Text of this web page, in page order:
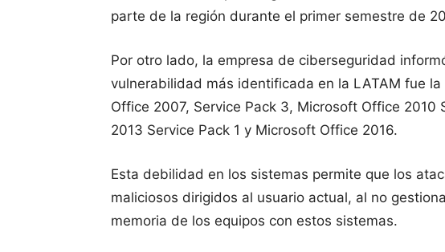
parte de la región durante el primer semestre de
Por otro lado, la empresa de ciberseguridad
vulnerabilidad más identificada en la LATAM fue la
Office 2007, Service Pack 3, Microsoft Office 2010
2013 Service Pack 1 y Microsoft Office 2016.
Esta debilidad en los sistemas permite que los
maliciosos dirigidos al usuario actual, al no
memoria de los equipos con estos sistemas.